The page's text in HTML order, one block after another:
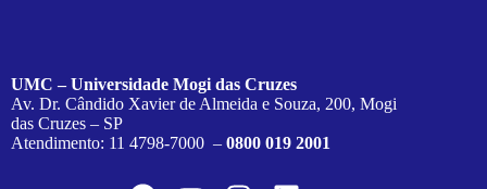
UMC – Universidade Mogi das Cruzes
Av. Dr. Cândido Xavier de Almeida e Souza, 200, Mogi
das Cruzes – SP
Atendimento: 11 4798-7000 – 0800 019 2001